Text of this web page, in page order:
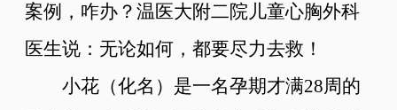
案例，咋办？温医大附二院儿童心胸外科
医生说：无论如何，都要尽力去救！
小花（化名）是一名孕期才满28周的